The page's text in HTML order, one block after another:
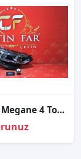
Renault Megane 4 Touch Ledli̇ Sağ Far Sıfır Depo Dolu